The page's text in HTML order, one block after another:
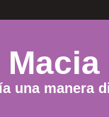
una manera